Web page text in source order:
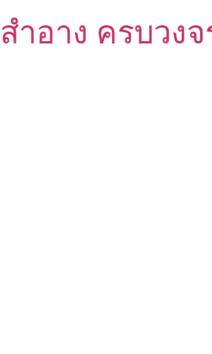
อาง ครบวงจ